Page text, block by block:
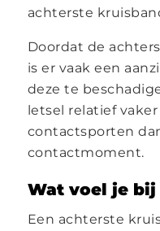
achterste
Doordat de
is er vaak een
deze te
letsel relatief
contactsporten
contactmoment.
Wat voel je bij
Een achterste